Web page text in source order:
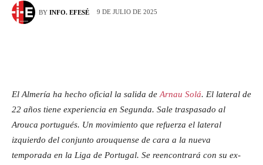
BY INFO. EFESÉ 9 DE JULIO DE 2025
El Almería ha hecho oficial la salida de Arnau Solá. El lateral de
22 años tiene experiencia en Segunda. Sale traspasado al
Arouca portugués. Un movimiento que refuerza el lateral
izquierdo del conjunto arouquense de cara a la nueva
temporada en la Liga de Portugal. Se reencontrará con su ex-